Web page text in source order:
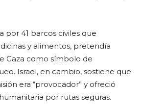
por 41 barcos civiles que
y alimentos, pretendía
Gaza como símbolo de
Israel, en cambio, sostiene que
era “provocador” y ofreció
por rutas seguras.